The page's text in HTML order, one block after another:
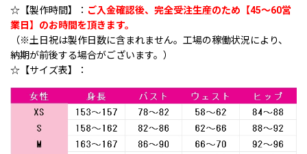
☆【製作時間】： ご入金確認後、完全受注生産のため【45〜60営
業日】のお時間を頂きます。
（※土日祝は製作日数に含まれません。工場の稼働状況により、
納期が前後する場合がございます。）
☆【サイズ表】：